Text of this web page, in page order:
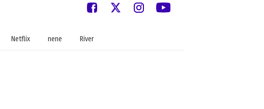
Netflix nene River